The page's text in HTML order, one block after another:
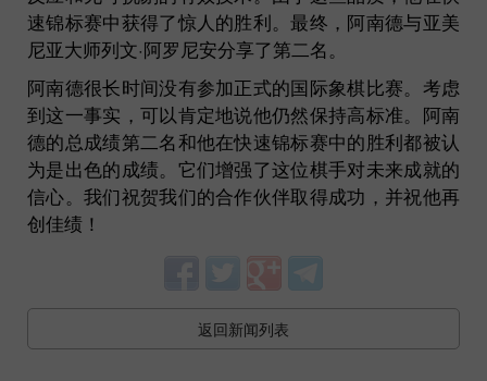
速锦标赛中获得了惊人的胜利。最终，阿南德与亚美
尼亚大师列文·阿罗尼安分享了第二名。
阿南德很长时间没有参加正式的国际象棋比赛。考虑
到这一事实，可以肯定地说他仍然保持高标准。阿南
德的总成绩第二名和他在快速锦标赛中的胜利都被认
为是出色的成绩。它们增强了这位棋手对未来成就的
信心。我们祝贺我们的合作伙伴取得成功，并祝他再
创佳绩！
返回新闻列表